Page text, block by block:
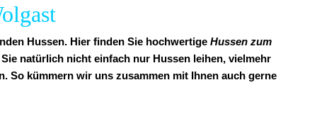
Hussen. Hier finden Sie hochwertige Hussen zum
Sie natürlich nicht einfach nur Hussen leihen, vielmehr
So kümmern wir uns zusammen mit Ihnen auch gerne